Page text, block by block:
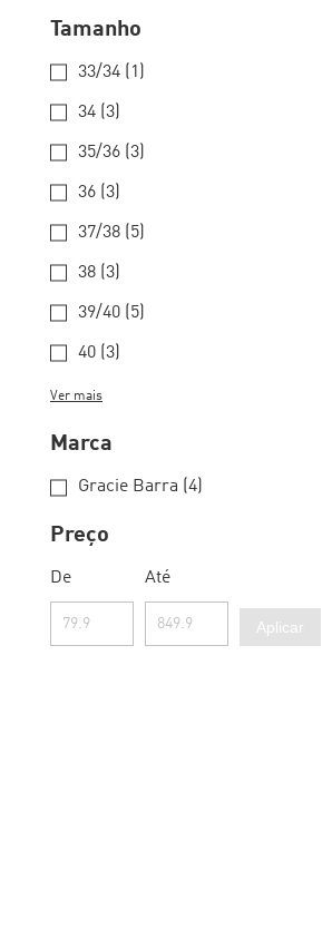
Tamanho
33/34 (1)
34 (3)
35/36 (3)
36 (3)
37/38 (5)
38 (3)
39/40 (5)
40 (3)
Ver mais
Marca
Gracie Barra (4)
Preço
De Até
Aplicar